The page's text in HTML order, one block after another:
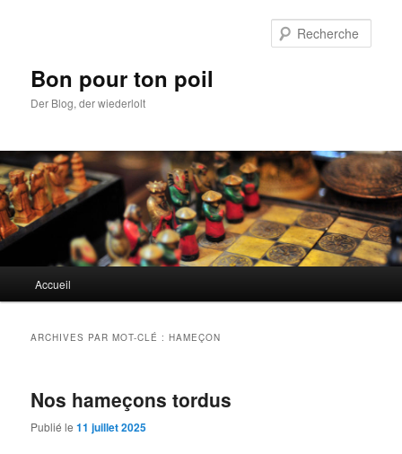
Bon pour ton poil
Der Blog, der wiederlolt
principal
Accueil
ARCHIVES PAR MOT-CLÉ :HAMEÇON
Nos hameçons tordus
Publié le11 juillet 2025